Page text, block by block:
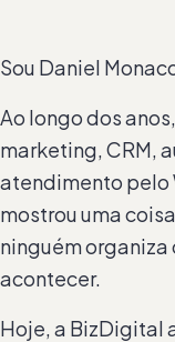
Sou Daniel
Ao longo dos
marketing, CRM,
atendimento pelo
mostrou uma
ninguém organiza
acontecer.
Hoje, a BizDigital